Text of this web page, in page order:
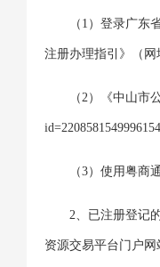
（1）登录广
注册办理指引》（网
（2）《中山市
（3）使用粤
2、已注册登记
资源交易平台门户网